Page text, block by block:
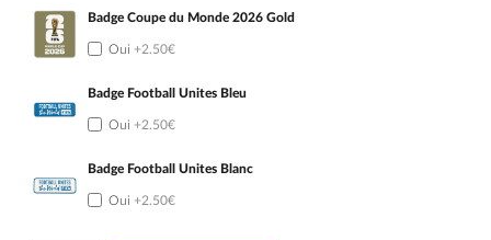
Badge Coupe du Monde 2026 Gold
Oui +2.50€
Badge Football Unites Bleu
Oui +2.50€
Badge Football Unites Blanc
Oui +2.50€